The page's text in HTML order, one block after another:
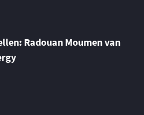
Radouan Moumen van